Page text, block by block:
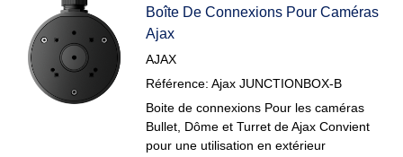
Boîte De Connexions Pour Caméras
Ajax
AJAX
Référence: Ajax JUNCTIONBOX-B
Boite de connexions Pour les caméras
Bullet, Dôme et Turret de Ajax Convient
pour une utilisation en extérieur